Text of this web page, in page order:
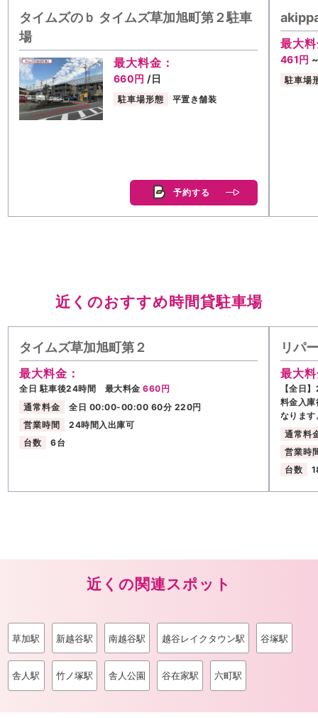
タイムズのｂ タイムズ草加旭町第２駐車
場
最大料金：
660円 /日
駐車場形態 平置き舗装
予約する
最大
461円
駐車場
近くのおすすめ時間貸駐車場
タイムズ草加旭町第２
最大料金：
全日 駐車後24時間 最大料金660円
通常料金
全日 00:00-00:00 60分 220円
営業時間
24時間入出庫可
台数
6台
リパ
最大
【全日
料金入
なります
通常料
営業時
台数
近くの関連スポット
草加駅 新越谷駅 南越谷駅 越谷レイクタウン駅 谷塚駅
舎人駅 竹ノ塚駅 舎人公園 谷在家駅 六町駅